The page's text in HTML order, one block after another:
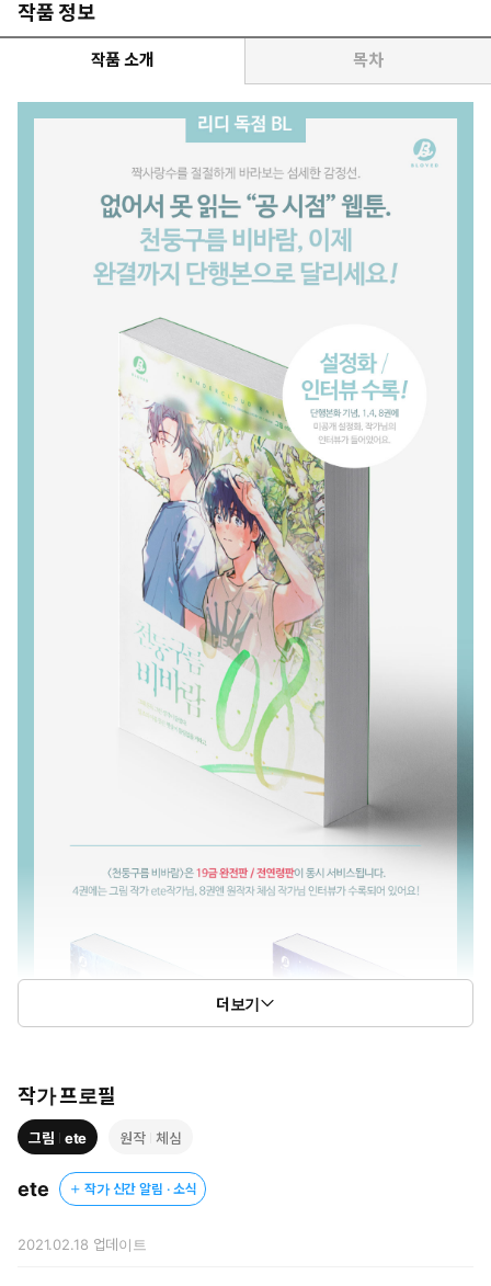
작품 정보
작품 소개 목차
더보기
작가 프로필
그림 ete 원작 체심
ete 작가 신간 알림 · 소식
2021.02.18 업데이트